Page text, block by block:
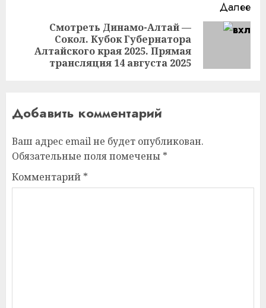
Далее
Следующая
запись:
Смотреть Динамо-Алтай —
Сокол. Кубок Губернатора
Алтайского края 2025. Прямая
трансляция 14 августа 2025
Добавить комментарий
Ваш адрес email не будет опубликован.
Обязательные поля помечены *
Комментарий *